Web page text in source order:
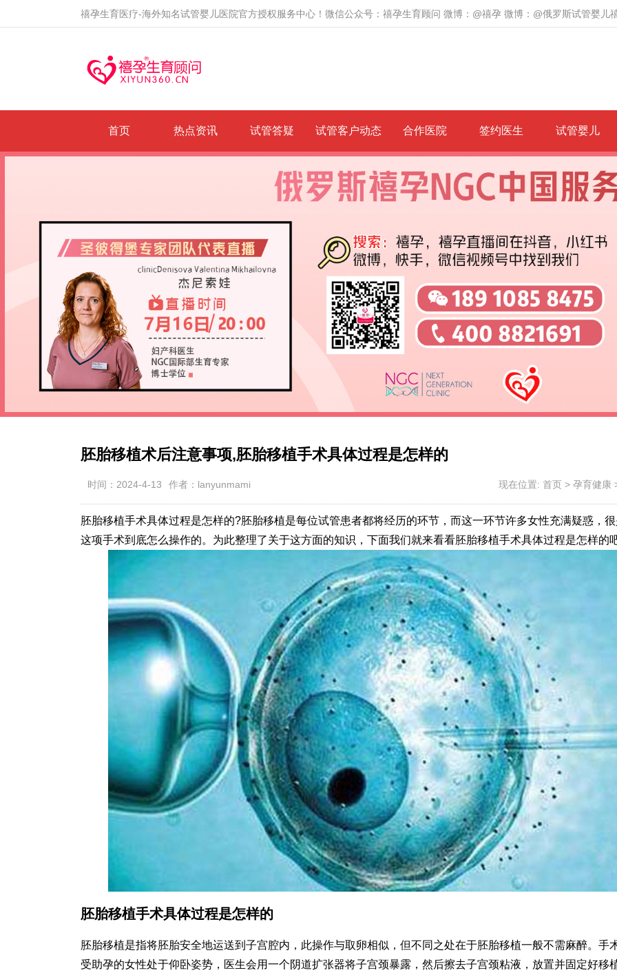
禧孕生育医疗-海外知名试管婴儿医院官方授权服务中心！微信公众号：禧孕生育顾问 微博：@禧孕 微博：@俄罗斯试管婴儿
首页 热点资讯 试管答疑 试管客户动态 合作医院 签约医生 试管婴儿
胚胎移植术后注意事项,胚胎移植手术具体过程是怎样的
时间：2024-4-13 作者：lanyunmami 现在位置: 首页 > 孕育健康
胚胎移植手术具体过程是怎样的?胚胎移植是每位试管患者都将经历的环节，而这一环节许多女性充满疑惑，
这项手术到底怎么操作的。为此整理了关于这方面的知识，下面我们就来看看胚胎移植手术具体过程是怎样的
胚胎移植手术具体过程是怎样的
胚胎移植是指将胚胎安全地运送到子宫腔内，此操作与取卵相似，但不同之处在于胚胎移植一般不需麻醉。手
受助孕的女性处于仰卧姿势，医生会用一个阴道扩张器将子宫颈暴露，然后擦去子宫颈粘液，放置并固定好移